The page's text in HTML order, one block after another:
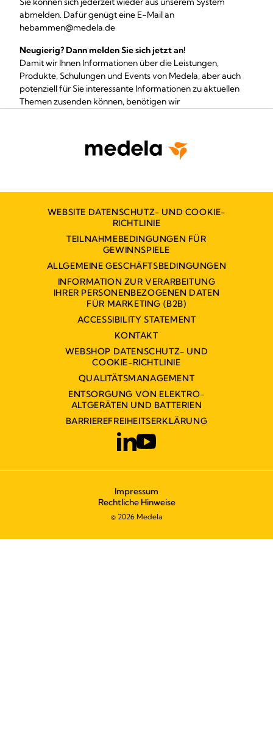
abmelden. Dafür genügt eine E-Mail an
hebammen@medela.de
Neugierig? Dann melden Sie sich jetzt an!
Damit wir Ihnen Informationen über die Leistungen,
Produkte, Schulungen und Events von Medela, aber auch
potenziell für Sie interessante Informationen zu aktuellen
Themen zusenden können, benötigen wir
WEBSITE DATENSCHUTZ- UND COOKIE-
RICHTLINIE
TEILNAHMEBEDINGUNGEN FÜR
GEWINNSPIELE
ALLGEMEINE GESCHÄFTSBEDINGUNGEN
INFORMATION ZUR VERARBEITUNG
IHRER PERSONENBEZOGENEN DATEN
FÜR MARKETING (B2B)
ACCESSIBILITY STATEMENT
KONTAKT
WEBSHOP DATENSCHUTZ- UND
COOKIE-RICHTLINIE
QUALITÄTSMANAGEMENT
ENTSORGUNG VON ELEKTRO-
ALTGERÄTEN UND BATTERIEN
BARRIEREFREIHEITSERKLÄRUNG
Impressum
Rechtliche Hinweise
© 2026 Medela